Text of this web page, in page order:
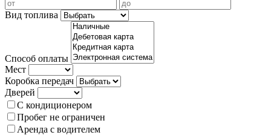
Вид топлива
Способ оплаты
Мест
Коробка передач
Дверей
С кондиционером
Пробег не ограничен
Аренда с водителем